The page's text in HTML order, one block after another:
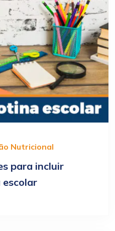
Nutricional
para incluir